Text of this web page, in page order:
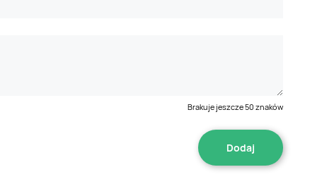
Brakuje jeszcze50 znaków